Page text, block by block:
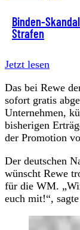
Binden-
Strafen
Jetzt lesen
Das bei Rewe
sofort gratis
Unternehmen,
bisherigen
der Promotion
Der deutschen
wünscht Rewe
für die WM.
euch mit!“,